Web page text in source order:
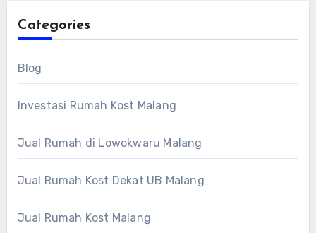
Categories
Blog
Investasi Rumah Kost Malang
Jual Rumah di Lowokwaru Malang
Jual Rumah Kost Dekat UB Malang
Jual Rumah Kost Malang